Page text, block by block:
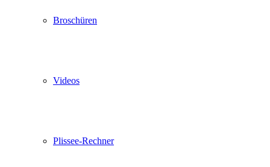
Broschüren
Videos
Plissee-Rechner